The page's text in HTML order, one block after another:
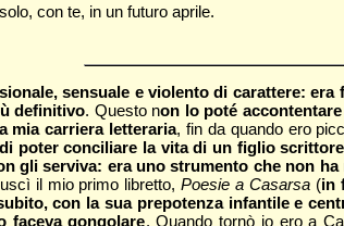
con te, in un futuro aprile.
sensuale e violento di carattere: era
definitivo. Questo non lo poté
mia carriera letteraria, fin da quando ero
poter conciliare la vita di un figlio
gli serviva: era uno strumento che non
il mio primo libretto,Poesie a Casarsa (in
con la sua prepotenza infantile e
faceva gongolare. Quando tornò io ero a